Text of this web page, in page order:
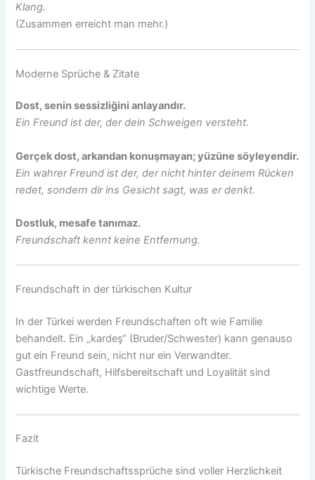
Klang.
(Zusammen erreicht man mehr.)
Moderne Sprüche & Zitate
Dost, senin sessizliğini anlayandır.
Ein Freund ist der, der dein Schweigen versteht.
Gerçek dost, arkandan konuşmayan; yüzüne söyleyendir.
Ein wahrer Freund ist der, der nicht hinter deinem Rücken
redet, sondern dir ins Gesicht sagt, was er denkt.
Dostluk, mesafe tanımaz.
Freundschaft kennt keine Entfernung.
Freundschaft in der türkischen Kultur
In der Türkei werden Freundschaften oft wie Familie
behandelt. Ein „kardeş“ (Bruder/Schwester) kann genauso
gut ein Freund sein, nicht nur ein Verwandter.
Gastfreundschaft, Hilfsbereitschaft und Loyalität sind
wichtige Werte.
Fazit
Türkische Freundschaftssprüche sind voller Herzlichkeit